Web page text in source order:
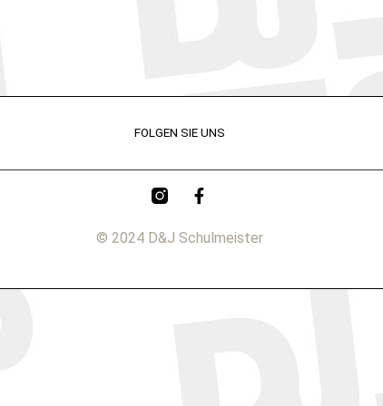
FOLGEN SIE UNS
© 2024 D&J Schulmeister